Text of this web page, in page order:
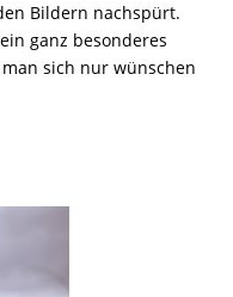
Bildern nachspürt.
ganz besonderes
sich nur wünschen